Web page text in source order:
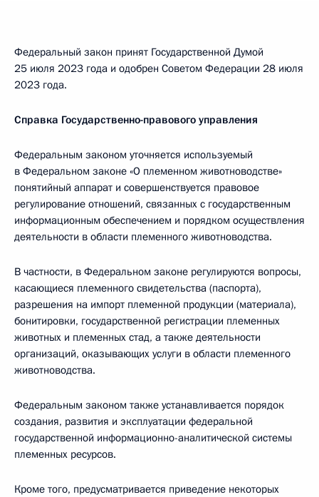
Федеральный закон принят Государственной Думой
25 июля 2023 года и одобрен Советом Федерации 28 июля
2023 года.
Справка Государственно-правового управления
Федеральным законом уточняется используемый
в Федеральном законе «О племенном животноводстве»
понятийный аппарат и совершенствуется правовое
регулирование отношений, связанных с государственным
информационным обеспечением и порядком осуществления
деятельности в области племенного животноводства.
В частности, в Федеральном законе регулируются вопросы,
касающиеся племенного свидетельства (паспорта),
разрешения на импорт племенной продукции (материала),
бонитировки, государственной регистрации племенных
животных и племенных стад, а также деятельности
организаций, оказывающих услуги в области племенного
животноводства.
Федеральным законом также устанавливается порядок
создания, развития и эксплуатации федеральной
государственной информационно-аналитической системы
племенных ресурсов.
Кроме того, предусматривается приведение некоторых